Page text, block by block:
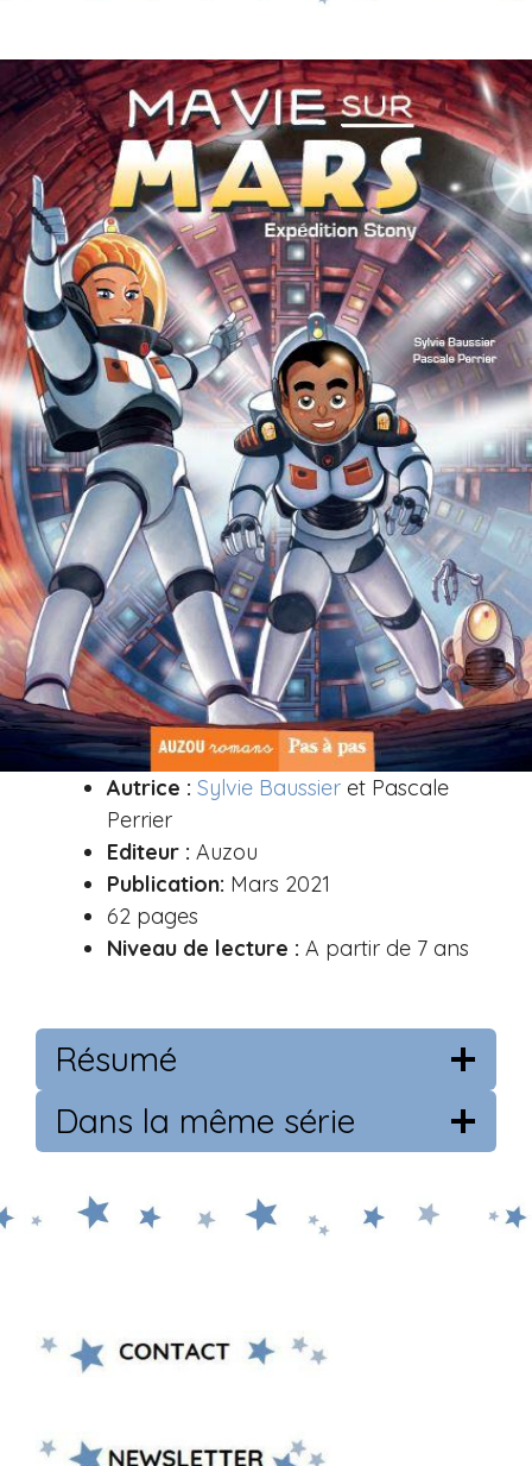
Autrice : Sylvie Baussieret Pascale
Perrier
Editeur : Auzou
Publication: Mars 2021
62 pages
Niveau de lecture : A partir de 7 ans
Résumé
Dans la même série